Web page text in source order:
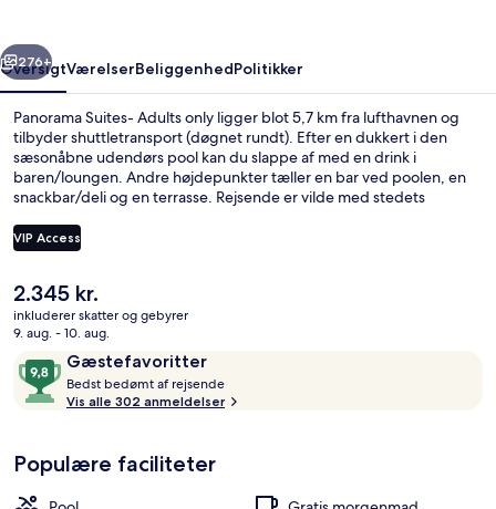
Næste
276+
OversigtVærelserBeliggenhedPolitikker
Panorama Suites- Adults only ligger blot 5,7 km fra lufthavnen og
tilbyder shuttletransport (døgnet rundt). Efter en dukkert i den
sæsonåbne udendørs pool kan du slappe af med en drink i
baren/loungen. Andre højdepunkter tæller en bar ved poolen, en
snackbar/deli og en terrasse. Rejsende er vilde med stedets
VIP Access
Den
nuværende
pris
2.345 kr.
2.345 kr.
inkluderer skatter og gebyrer
9. aug. - 10. aug.
AnmeldelserGæstefavoritter
9,8
ud
af
Gæstefavoritter
Bedst bedømt af rejsende
e
Vis alle 302 anmeldelser
Populære faciliteter